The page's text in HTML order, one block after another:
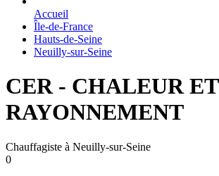
Accueil
Île-de-France
Hauts-de-Seine
Neuilly-sur-Seine
CER - CHALEUR ET
RAYONNEMENT
Chauffagiste à Neuilly-sur-Seine
0